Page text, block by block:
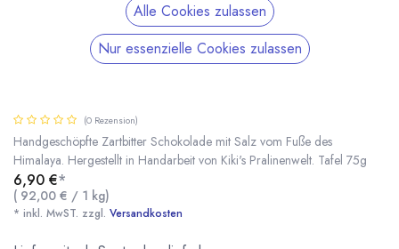
(0 Rezension)
Handgeschöpfte Zartbitter Schokolade mit Salz vom Fuße des
Himalaya. Hergestellt in Handarbeit von Kiki's Pralinenwelt. Tafel 75g
6,90 €*
( 92,00 € / 1 kg)
* inkl. MwST. zzgl. Versandkosten
Alle Cookies zulassen
Nur essenzielle Cookies zulassen